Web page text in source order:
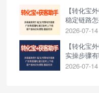
【转化宝
稳定链路
2026-07-14
【转化宝
实操步骤
2026-07-14